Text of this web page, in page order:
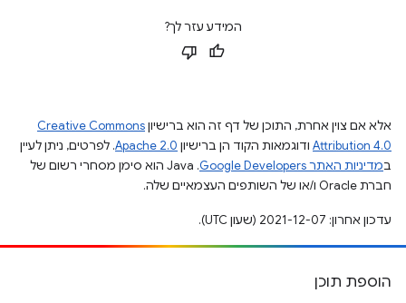
המידע עזר לך?
אלא אם צוין אחרת, התוכן של דף זה הוא ברישיוןCreative Commons
Attribution 4.0 ודוגמאות הקוד הן ברישיון Apache 2.0. לפרטים, ניתן לעיין
במדיניות האתר Google Developers‏
.‏ Java הוא סימן מסחרי רשום של
חברת Oracle ו/או של השותפים העצמאיים שלה.
עדכון אחרון: 2021-12-07 (שעון UTC).
הוספת תוכן